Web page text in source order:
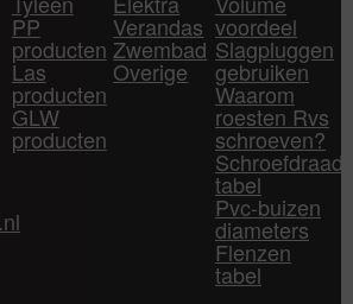
PP
producten
Las
producten
GLW
producten
Verandas
Zwembad
Overige
voordeel
Slagpluggen
gebruiken
Waarom
roesten Rvs
schroeven?
Schroefdraad
tabel
Pvc-buizen
diameters
Flenzen
tabel